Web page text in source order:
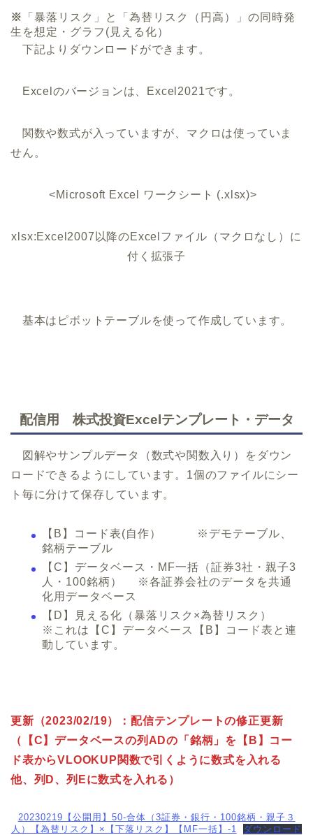
※
「暴落リスク」と「為替リスク（円高）」の同時発
生を想定・グラフ(見える化）
下記よりダウンロードができます。
Excelのバージョンは、Excel2021です。
関数や数式が入っていますが、マクロは使っていま
せん。
<Microsoft Excel ワークシート (.xlsx)>
xlsx:Excel2007以降のExcelファイル（マクロなし）に
付く拡張子
基本はピボットテーブルを使って作成しています。
配信用 株式投資Excelテンプレート・データ
図解やサンプルデータ（数式や関数入り）をダウン
ロードできるようにしています。1個のファイルにシー
ト毎に分けて保存しています。
【B】コード表(自作） ※デモテーブル、
銘柄テーブル
【C】データベース・MF一括（証券3社・親子3
人・100銘柄） ※各証券会社のデータを共通
化用データベース
【D】見える化（暴落リスク×為替リスク）
※これは【C】データベース【B】コード表と連
動しています。
更新（2023/02/19）：配信テンプレートの修正更新
（【C】データベースの列ADの「銘柄」を【B】コー
ド表からVLOOKUP関数で引くように数式を入れる
他、列D、列Eに数式を入れる）
20230219【公開用】50-合体（3証券・銀行・100銘柄・親子３
人）【為替リスク】×【下落リスク】【MF一括】-1
ダウンロード